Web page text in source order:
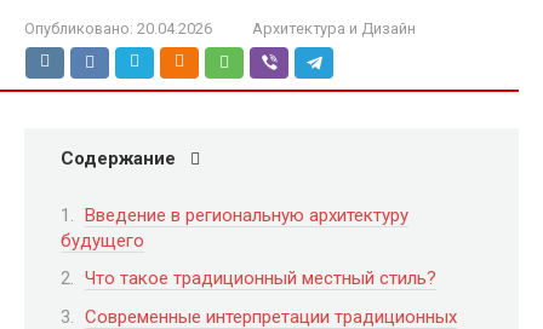
Опубликовано: 20.04.2026 Архитектура и Дизайн
Содержание
Введение в региональную архитектуру
будущего
Что такое традиционный местный стиль?
Современные интерпретации традиционных